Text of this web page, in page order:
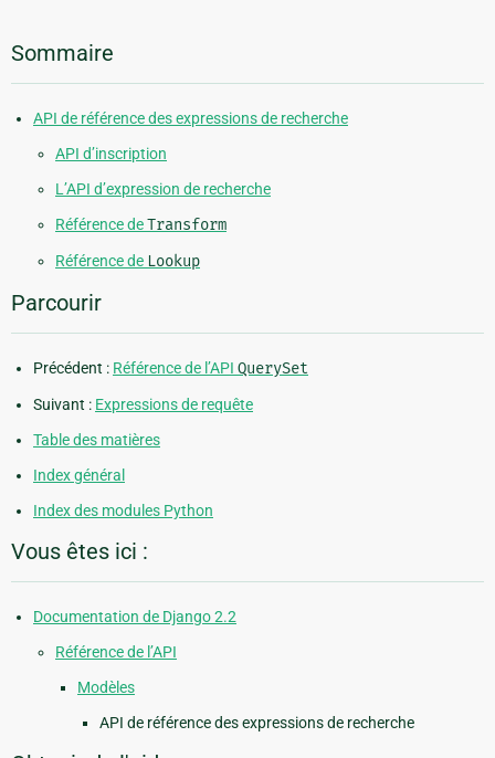
Sommaire
API de référence des expressions de recherche
API d’inscription
L’API d’expression de recherche
Référence deTransform
Référence de Lookup
Parcourir
Précédent : Référence de l’API QuerySet
Suivant : Expressions de requête
Table des matières
Index général
Index des modules Python
Vous êtes ici :
Documentation de Django 2.2
Référence de l’API
Modèles
API de référence des expressions de recherche